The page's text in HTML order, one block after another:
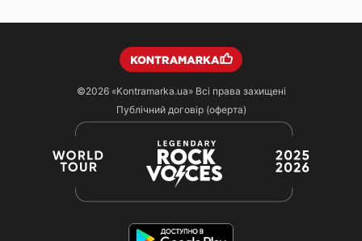
©2026 «Kontramarka.ua»Всі права захищені
Публічний договір (оферта)